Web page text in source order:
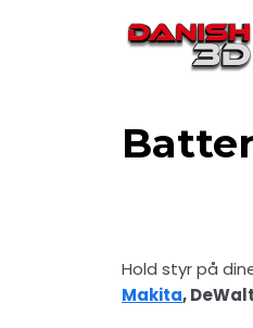
Hold styr på
Makita,